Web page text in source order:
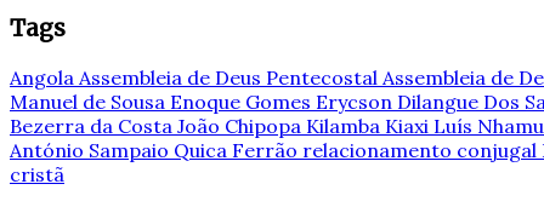
Tags
Angola Assembleia de Deus Pentecostal Assembleia de
Manuel de Sousa Enoque Gomes Erycson Dilangue Dos
Bezerra da Costa João Chipopa Kilamba Kiaxi Luís
António Sampaio Quica Ferrão relacionamento conjugal
cristã